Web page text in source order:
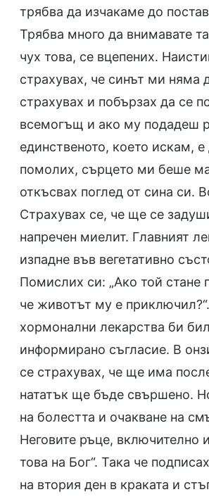
трябва да изчакаме до
Трябва много да внимавате
чух това, се вцепених.
страхувах, че синът ми няма
страхувах и побързах да се
всемогъщ и ако му подадеш
единственото, което искам,
помолих, сърцето ми беше
откъсвах поглед от сина си.
Страхувах се, че ще се
напречен миелит. Главният
изпадне във вегетативно
Помислих си: „Ако той стане
че животът му е
хормонални лекарства би
информирано съгласие. В
се страхувах, че ще има
нататък ще бъде свършено.
на болестта и очакване на
Неговите ръце, включително
това на Бог“. Така че
на втория ден в краката и